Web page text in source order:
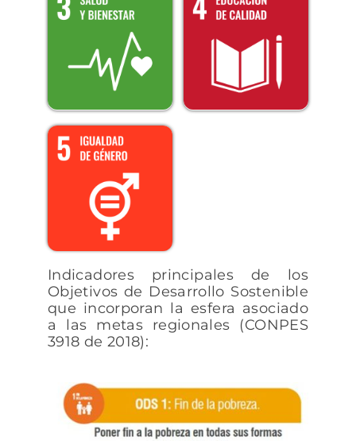
Indicadores principales de los
Objetivos de Desarrollo Sostenible
que incorporan la esfera asociado
a las metas regionales (CONPES
3918 de 2018):